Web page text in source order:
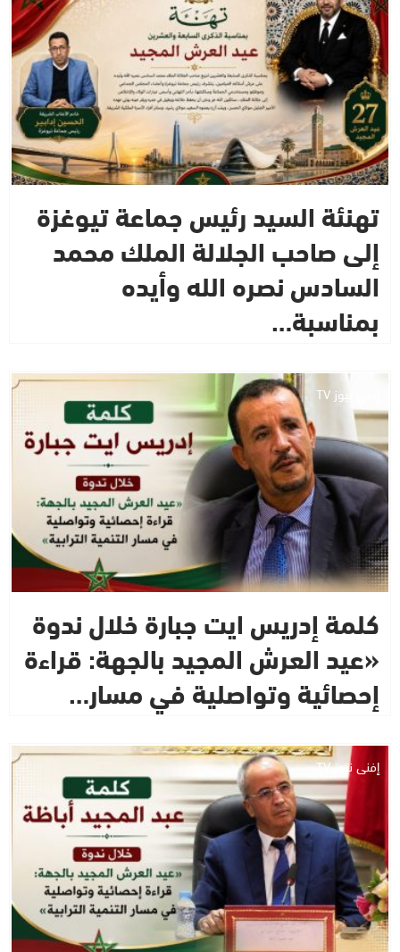
تهنئة السيد رئيس جماعة تيوغزة
إلى صاحب الجلالة الملك محمد
السادس نصره الله وأيده
بمناسبة…
إفني نيوز TV
كلمة إدريس ايت جبارة خلال ندوة
«عيد العرش المجيد بالجهة: قراءة
إحصائية وتواصلية في مسار…
إفني نيوز TV